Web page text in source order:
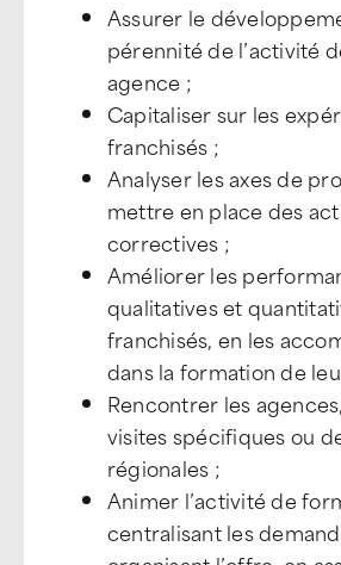
Assurer le
pérennité de l’activité
agence ;
Capitaliser sur les
franchisés ;
Analyser les axes de
mettre en place des
correctives ;
Améliorer les
qualitatives et
franchisés, en les
dans la formation de
Rencontrer les
visites spécifiques ou
régionales ;
Animer l’activité de
centralisant les